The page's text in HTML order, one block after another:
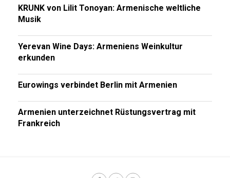
KRUNK von Lilit Tonoyan: Armenische weltliche
Musik
Yerevan Wine Days: Armeniens Weinkultur
erkunden
Eurowings verbindet Berlin mit Armenien
Armenien unterzeichnet Rüstungsvertrag mit
Frankreich